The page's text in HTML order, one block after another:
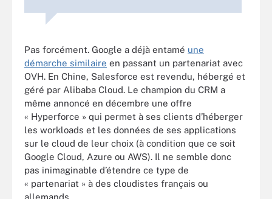
Pas forcément. Google a déjà entamé une
démarche similaire en passant un partenariat avec
OVH. En Chine, Salesforce est revendu, hébergé et
géré par Alibaba Cloud. Le champion du CRM a
même annoncé en décembre une offre
« Hyperforce » qui permet à ses clients d’héberger
les workloads et les données de ses applications
sur le cloud de leur choix (à condition que ce soit
Google Cloud, Azure ou AWS). Il ne semble donc
pas inimaginable d’étendre ce type de
« partenariat » à des cloudistes français ou
allemands.